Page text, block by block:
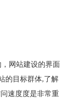
网站建设的界面
的目标群体,了解
速度度是非常重